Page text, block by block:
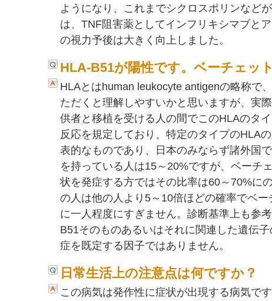
ようになり、これまでシクロスポリンなど
は、TNF阻害薬としてインフリキシマブと
の視力予後は大きく向上しました。
HLA-B51が陽性です。ベーチェッ
HLAとはhuman leukocyte antigenの略称で
ただくと理解しやすいかと思いますが、実
供者と移植を受ける人の間でこのHLAのタ
反応を規定しており、特定のタイプのHLA
表的なものであり、日本のみならず諸外国
を持っている人は15～20%ですが、ベーチ
状を発症する方ではその比率は60～70%に
の人は他の人より5～10倍ほどの確率でベ
に一人程度にすぎません。診断基準上も参
B51そのものあるいはそれに関連した遺伝
症を既定する因子ではありません。
日常生活上の注意点は何ですか？
この病気は発作性に症状が出現する病気で